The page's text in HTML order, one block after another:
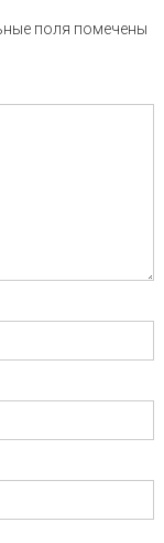
поля помечены